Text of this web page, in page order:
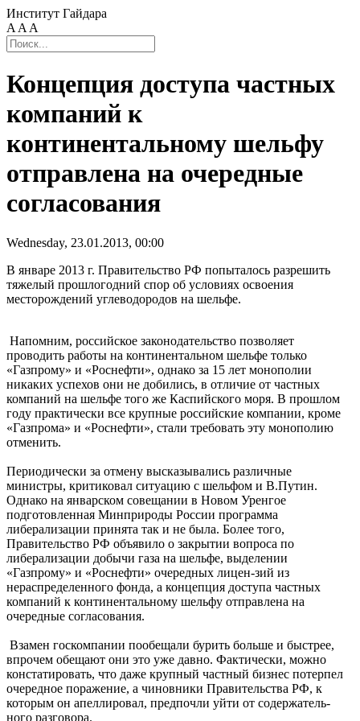
Институт Гайдара
A A A
Концепция доступа частных
компаний к
континентальному шельфу
отправлена на очередные
согласования
Wednesday, 23.01.2013, 00:00
В январе 2013 г. Правительство РФ попыталось разрешить
тяжелый прошлогодний спор об условиях освоения
месторождений углеводородов на шельфе.
Напомним, российское законодательство позволяет
проводить работы на континентальном шельфе только
«Газпрому» и «Роснефти», однако за 15 лет монополии
никаких успехов они не добились, в отличие от частных
компаний на шельфе того же Каспийского моря. В прошлом
году практически все крупные российские компании, кроме
«Газпрома» и «Роснефти», стали требовать эту монополию
отменить.
Периодически за отмену высказывались различные
министры, критиковал ситуацию с шельфом и В.Путин.
Однако на январском совещании в Новом Уренгое
подготовленная Минприроды России программа
либерализации принята так и не была. Более того,
Правительство РФ объявило о закрытии вопроса по
либерализации добычи газа на шельфе, выделении
«Газпрому» и «Роснефти» очередных лицен-зий из
нераспределенного фонда, а концепция доступа частных
компаний к континентальному шельфу отправлена на
очередные согласования.
Взамен госкомпании пообещали бурить больше и быстрее,
впрочем обещают они это уже давно. Фактически, можно
констатировать, что даже крупный частный бизнес потерпел
очередное поражение, а чиновники Правительства РФ, к
которым он апеллировал, предпочли уйти от содержатель-
ного разговора.